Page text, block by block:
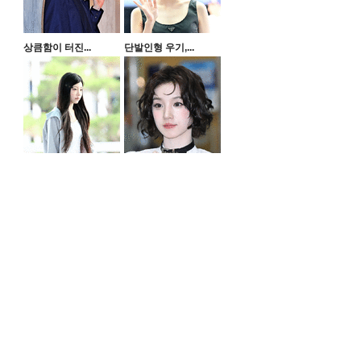
상큼함이 터진... 단발인형 우기,...